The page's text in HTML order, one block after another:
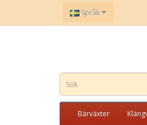
Språk
Bärväxter